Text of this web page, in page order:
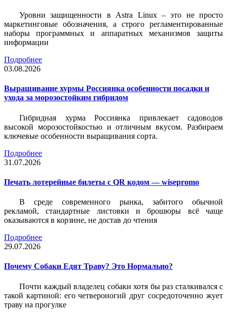
Уровни защищенности в Astra Linux – это не просто
маркетинговые обозначения, а строго регламентированные
наборы программных и аппаратных механизмов защиты
информации
Подробнее
03.08.2026
Выращивание хурмы Россиянка особенности посадки и
ухода за морозостойким гибридом
Гибридная хурма Россиянка привлекает садоводов
высокой морозостойкостью и отличным вкусом. Разбираем
ключевые особенности выращивания сорта.
Подробнее
31.07.2026
Печать лотерейные билеты c QR кодом — wisepromo
В среде современного рынка, забитого обычной
рекламой, стандартные листовки и брошюры всё чаще
оказываются в корзине, не достав до чтения
Подробнее
29.07.2026
Почему Собаки Едят Траву? Это Нормально?
Почти каждый владелец собаки хотя бы раз сталкивался с
такой картиной: его четвероногий друг сосредоточенно жует
траву на прогулке